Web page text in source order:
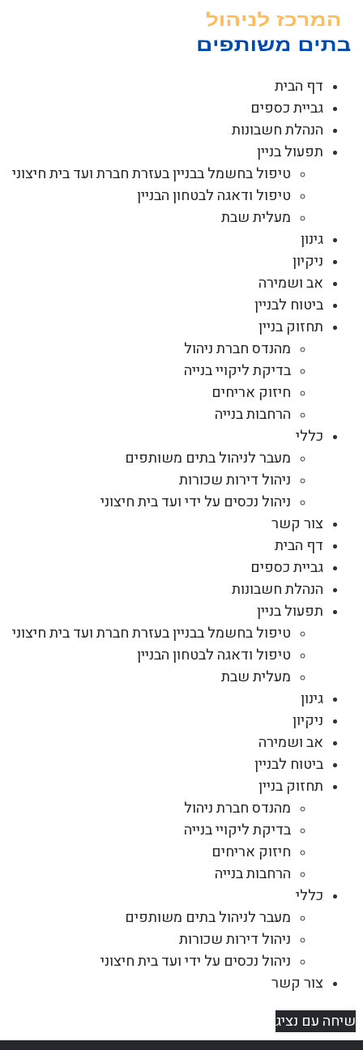
דף הבית
גביית כספים
הנהלת חשבונות
תפעול בניין
טיפול בחשמל בבניין בעזרת חברת ועד בית חיצוני
טיפול ודאגה לבטחון הבניין
מעלית שבת
גינון
ניקיון
אב ושמירה
ביטוח לבניין
תחזוק בניין
מהנדס חברת ניהול
בדיקת ליקויי בנייה
חיזוק אריחים
הרחבות בנייה
כללי
מעבר לניהול בתים משותפים
ניהול דירות שכורות
ניהול נכסים על ידי ועד בית חיצוני
צור קשר
דף הבית
גביית כספים
הנהלת חשבונות
תפעול בניין
טיפול בחשמל בבניין בעזרת חברת ועד בית חיצוני
טיפול ודאגה לבטחון הבניין
מעלית שבת
גינון
ניקיון
אב ושמירה
ביטוח לבניין
תחזוק בניין
מהנדס חברת ניהול
בדיקת ליקויי בנייה
חיזוק אריחים
הרחבות בנייה
כללי
מעבר לניהול בתים משותפים
ניהול דירות שכורות
ניהול נכסים על ידי ועד בית חיצוני
צור קשר
שיחה עם נציג